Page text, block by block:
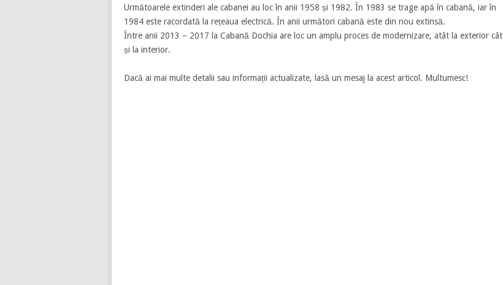
Următoarele extinderi ale cabanei au loc în anii 1958 și 1982. În 1983 se trage apă în cabană, iar în
1984 este racordată la rețeaua electrică. În anii următori cabană este din nou extinsă.
Între anii 2013 – 2017 la Cabană Dochia are loc un amplu proces de modernizare, atât la exterior cât
și la interior.
Dacă ai mai multe detalii sau informații actualizate, lasă un mesaj la acest articol. Multumesc!